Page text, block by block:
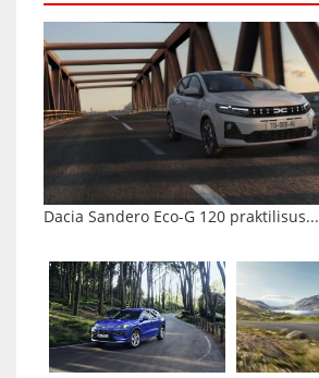
Dacia Sandero Eco-G 120 praktilisus...